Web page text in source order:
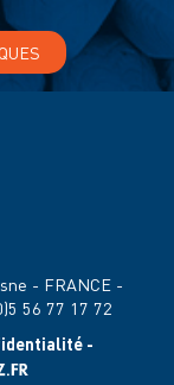
- FRANCE-
56 77 17 72
-